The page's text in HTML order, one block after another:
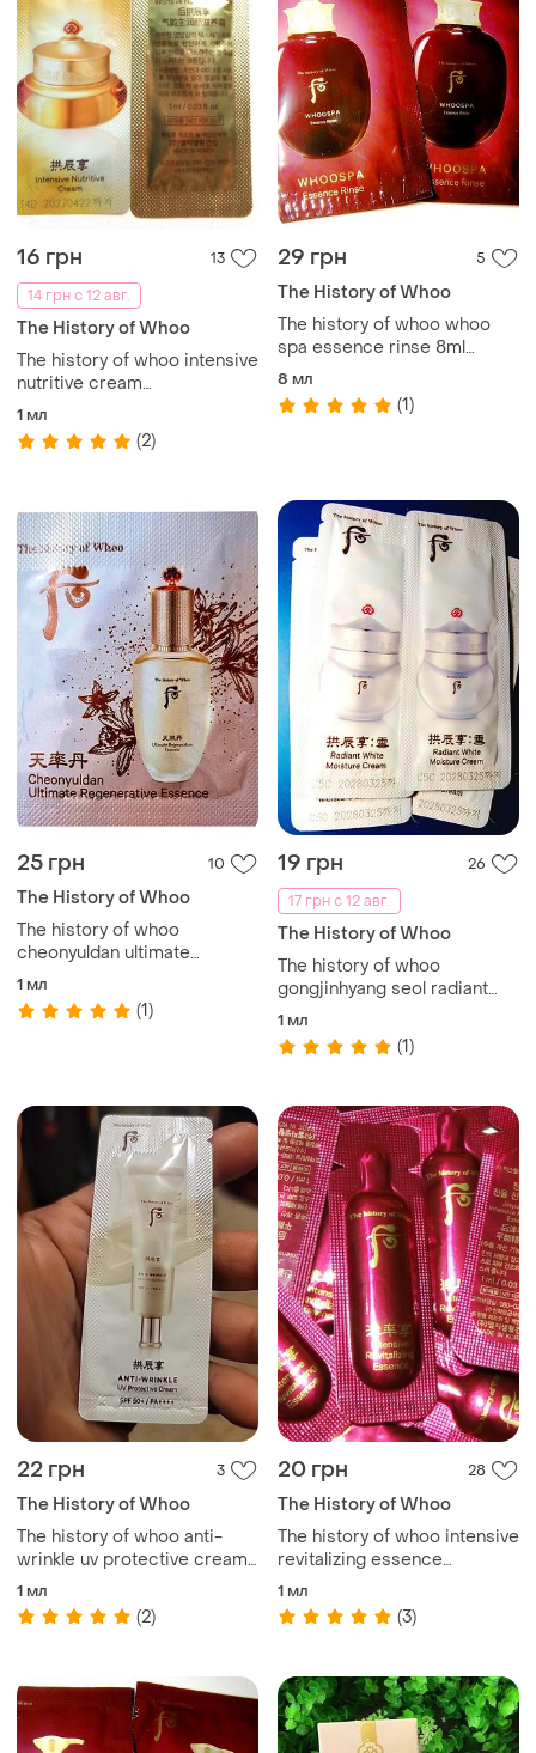
16 грн
13
14 грн с 12 авг.
The History of Whoo
The history of whoo intensive
nutritive cream
интенсивный питательный
крем для лица
1 мл
(2)
29 грн 5
The History of Whoo
The history of whoo whoo
spa essence rinse 8ml
восстанавливающий
кондиционер для волос
8 мл
(1)
25 грн 10
The History of Whoo
The history of whoo
cheonyuldan ultimate
regenerative essence
лифтинг эссенция 1мл
1 мл
(1)
19 грн
26
17 грн с 12 авг.
The History of Whoo
The history of whoo
gongjinhyang seol radiant
white moisture cream
отбеливающий крем для
лица
1 мл
(1)
22 грн 3
The History of Whoo
The history of whoo anti-
wrinkle uv protective cream
солнцезащитный крем от
морщин
1 мл
(2)
20 грн 28
The History of Whoo
The history of whoo intensive
revitalizing essence
активная антиэдж зссенция
jinyul
1 мл
(3)